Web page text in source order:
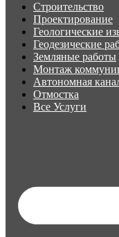
Строительство
Проектирование
Геологические
Геодезические
Земляные работы
Монтаж
Автономная
Отмостка
Все Услуги